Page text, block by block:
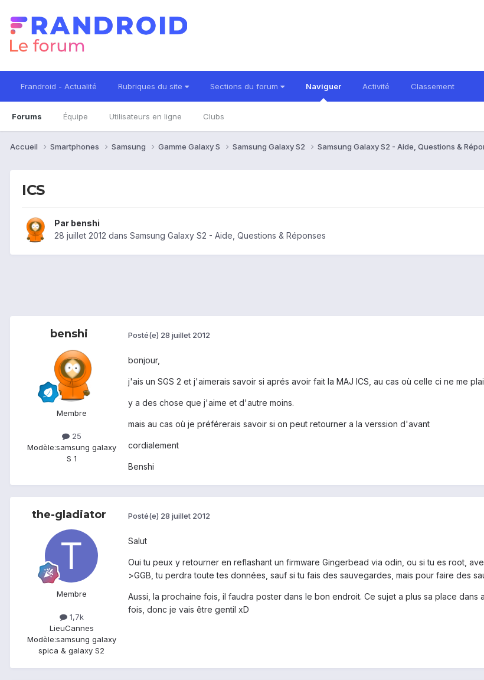
Frandroid - Actualité Rubriques du site Sections du forum Naviguer
Forums Équipe Utilisateurs en ligne Clubs
Activité Classement
Accueil Smartphones Samsung Gamme Galaxy S Samsung Galaxy S2 Samsung Galaxy S2 - Aide, Questions &
ICS
Par benshi
28 juillet 2012 dans Samsung Galaxy S2 - Aide, Questions & Réponses
benshi
Membre
25
Modèle:samsung galaxy
S 1
Posté(e) 28 juillet 2012
bonjour,
j'ais un SGS 2 et j'aimerais savoir si aprés avoir fait la MAJ ICS, au cas où celle ci ne me
y a des chose que j'aime et d'autre moins.
mais au cas où je préférerais savoir si on peut retourner a la verssion d'avant
cordialement
Benshi
the-gladiator
Membre
1,7k
LieuCannes
Modèle:samsung galaxy
spica & galaxy S2
Posté(e) 28 juillet 2012
Salut
Oui tu peux y retourner en reflashant un firmware Gingerbead via odin, ou si tu es root,
>GGB, tu perdra toute tes données, sauf si tu fais des sauvegardes, mais pour faire des
Aussi, la prochaine fois, il faudra poster dans le bon endroit. Ce sujet a plus sa place
fois, donc je vais être gentil xD